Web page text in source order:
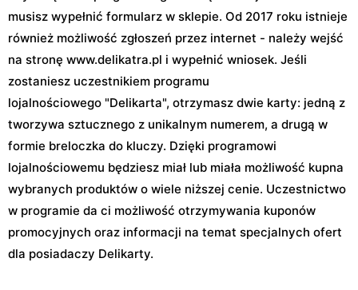
musisz wypełnić formularz w sklepie. Od 2017 roku istnieje
również możliwość zgłoszeń przez internet - należy wejść
na stronę www.delikatra.pl i wypełnić wniosek. Jeśli
zostaniesz uczestnikiem programu
lojalnościowego "Delikarta", otrzymasz dwie karty: jedną z
tworzywa sztucznego z unikalnym numerem, a drugą w
formie breloczka do kluczy. Dzięki programowi
lojalnościowemu będziesz miał lub miała możliwość kupna
wybranych produktów o wiele niższej cenie. Uczestnictwo
w programie da ci możliwość otrzymywania kuponów
promocyjnych oraz informacji na temat specjalnych ofert
dla posiadaczy Delikarty.